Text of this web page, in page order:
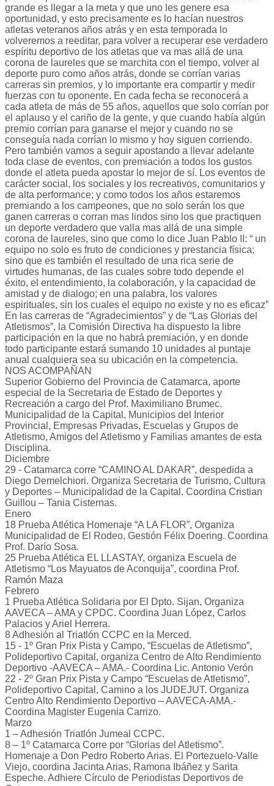
grande es llegar a la meta y que uno les genere esa
oportunidad, y esto precisamente es lo hacían nuestros
atletas veteranos años atrás y en esta temporada lo
volveremos a reeditar, para volver a recuperar ese verdadero
espíritu deportivo de los atletas que va mas allá de una
corona de laureles que se marchita con el tiempo, volver al
deporte puro como años atrás, donde se corrían varias
carreras sin premios, y lo importante era compartir y medir
fuerzas con tu oponente. En cada fecha se reconocerá a
cada atleta de más de 55 años, aquellos que solo corrían por
el aplauso y el cariño de la gente, y que cuando había algún
premio corrían para ganarse el mejor y cuando no se
conseguía nada corrían lo mismo y hoy siguen corriendo.
Pero también vamos a seguir apostando a llevar adelante
toda clase de eventos, con premiación a todos los gustos
donde el atleta pueda apostar lo mejor de sí. Los eventos de
carácter social, los sociales y los recreativos, comunitarios y
de alta performance; y como todos los años estaremos
premiando a los campeones, que no solo serán los que
ganen carreras o corran mas lindos sino los que practiquen
un deporte verdadero que valla mas allá de una simple
corona de laureles, sino que como lo dice Juan Pablo II: “ un
equipo no solo es fruto de condiciones y prestancia física;
sino que es también el resultado de una rica serie de
virtudes humanas, de las cuales sobre todo depende el
éxito, el entendimiento, la colaboración, y la capacidad de
amistad y de dialogo; en una palabra, los valores
espirituales, sin los cuales el equipo no existe y no es eficaz”
En las carreras de “Agradecimientos” y de “Las Glorias del
Atletismos”, la Comisión Directiva ha dispuesto la libre
participación en la que no habrá premiación, y en donde
todo participante estará sumando 10 unidades al puntaje
anual cualquiera sea su ubicación en la competencia.
NOS ACOMPAÑAN
Superior Gobierno del Provincia de Catamarca, aporte
especial de la Secretaria de Estado de Deportes y
Recreación a cargo del Prof. Maximiliano Brumec.
Municipalidad de la Capital, Municipios del Interior
Provincial, Empresas Privadas, Escuelas y Grupos de
Atletismo, Amigos del Atletismo y Familias amantes de esta
Disciplina.
Diciembre
29 - Catamarca corre “CAMINO AL DAKAR”, despedida a
Diego Demelchiori. Organiza Secretaria de Turismo, Cultura
y Deportes – Municipalidad de la Capital. Coordina Cristian
Guillou – Tania Cisternas.
Enero
18 Prueba Atlética Homenaje “A LA FLOR”, Organiza
Municipalidad de El Rodeo, Gestión Félix Doering. Coordina
Prof. Darío Sosa.
25 Prueba Atlética EL LLASTAY, organiza Escuela de
Atletismo “Los Mayuatos de Aconquija”, coordina Prof.
Ramón Maza
Febrero
1 Prueba Atlética Solidaria por El Dpto. Sijan, Organiza
AAVECA – AMA y CPDC. Coordina Juan López, Carlos
Palacios y Ariel Herrera.
8 Adhesión al Triatlón CCPC en la Merced.
15 - 1º Gran Prix Pista y Campo, “Escuelas de Atletismo”,
Polideportivo Capital, organiza Centro de Alto Rendimiento
Deportivo -AAVECA – AMA.- Coordina Lic. Antonio Verón
22 - 2º Gran Prix Pista y Campo “Escuelas de Atletismo”,
Polideportivo Capital, Camino a los JUDEJUT. Organiza
Centro Alto Rendimiento Deportivo – AAVECA-AMA.-
Coordina Magister Eugenia Carrizo.
Marzo
1 – Adhesión Triatlón Jumeal CCPC.
8 – 1º Catamarca Corre por “Glorias del Atletismo”.
Homenaje a Don Pedro Roberto Arias. El Portezuelo-Valle
Viejo, coordina Jacinta Arias, Ramona Ibáñez y Sarita
Espeche. Adhiere Círculo de Periodistas Deportivos de